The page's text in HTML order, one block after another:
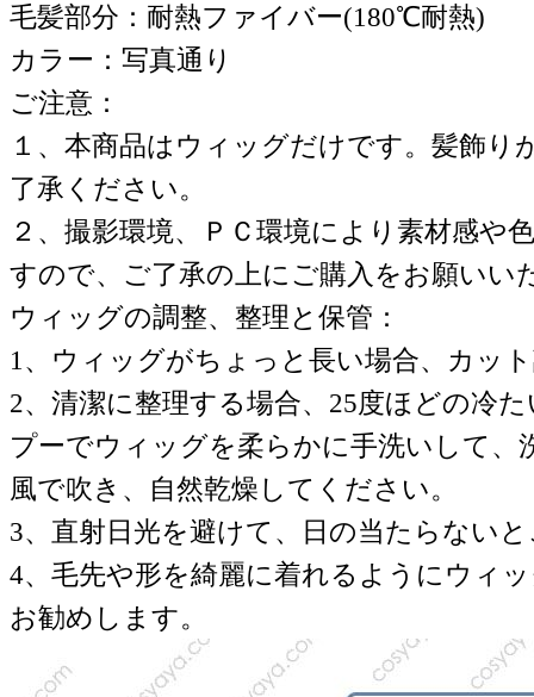
毛髪部分：耐熱ファイバー(180℃耐熱)
カラー：写真通り
ご注意：
１、本商品はウィッグだけです。髪飾
了承ください。
２、撮影環境、ＰＣ環境により素材感や
すので、ご了承の上にご購入をお願いい
ウィッグの調整、整理と保管：
1、ウィッグがちょっと長い場合、カッ
2、清潔に整理する場合、25度ほどの冷
プーでウィッグを柔らかに手洗いして、
風で吹き、自然乾燥してください。
3、直射日光を避けて、日の当たらない
4、毛先や形を綺麗に着れるようにウィ
お勧めします。